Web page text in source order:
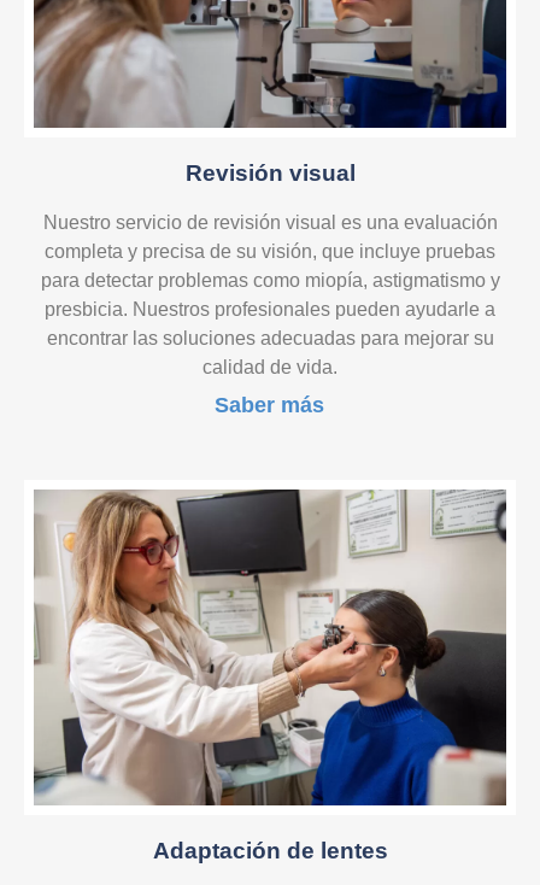
Revisión visual
Nuestro servicio de revisión visual es una evaluación
completa y precisa de su visión, que incluye pruebas
para detectar problemas como miopía, astigmatismo y
presbicia. Nuestros profesionales pueden ayudarle a
encontrar las soluciones adecuadas para mejorar su
calidad de vida.
Saber más
Adaptación de lentes